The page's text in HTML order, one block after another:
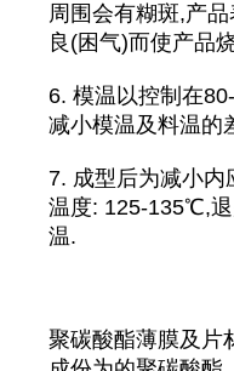
周围会有糊斑,产
良(困气)而使产品
6. 模温以控制在
减小模温及料温的
7. 成型后为减小内
温度: 125-135℃,
温.
聚碳酸酯薄膜及片